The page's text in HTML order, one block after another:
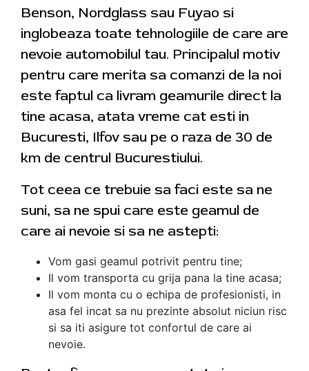
Benson, Nordglass sau Fuyao si
inglobeaza toate tehnologiile de care are
nevoie automobilul tau. Principalul motiv
pentru care merita sa comanzi de la noi
este faptul ca livram geamurile direct la
tine acasa, atata vreme cat esti in
Bucuresti, Ilfov sau pe o raza de 30 de
km de centrul Bucurestiului.
Tot ceea ce trebuie sa faci este sa ne
suni, sa ne spui care este geamul de
care ai nevoie si sa ne astepti:
Vom gasi geamul potrivit pentru tine;
Il vom transporta cu grija pana la tine acasa;
Il vom monta cu o echipa de profesionisti, in
asa fel incat sa nu prezinte absolut niciun risc
si sa iti asigure tot confortul de care ai
nevoie.